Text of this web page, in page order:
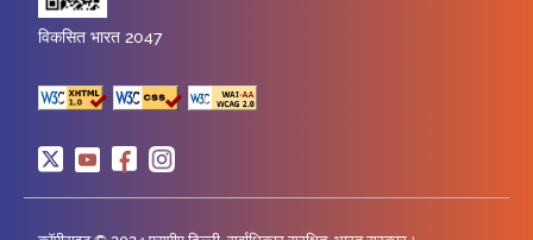
विकसित भारत 2047